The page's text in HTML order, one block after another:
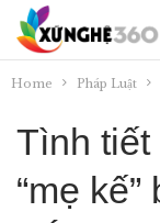
Home Pháp Luật
Tình tiết
“mẹ